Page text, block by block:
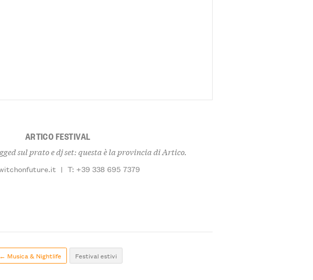
ARTICO FESTIVAL
sul prato e dj set: questa è la provincia di Artico.
| T: +39 338 695 7379
← Musica & Nightlife Festival estivi